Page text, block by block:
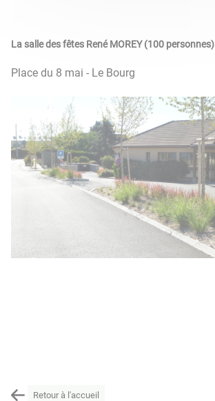
La salle des fêtes René MOREY (100 personnes)
Place du 8 mai - Le Bourg
Retour à l'accueil